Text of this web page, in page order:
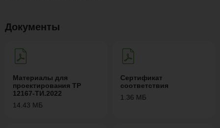
Документы
Материалы для
проектирования ТР
12167-ТИ.2022
14.43 МБ
Сертификат
соответствия
1.36 МБ